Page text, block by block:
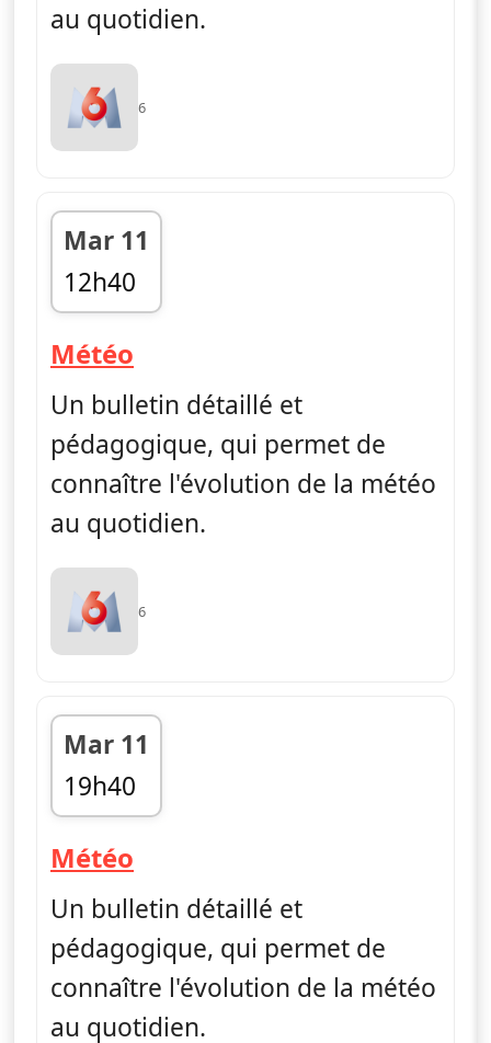
au quotidien.
6
Mar 11
12h40
fin 12h45
Météo
Un bulletin détaillé et
pédagogique, qui permet de
connaître l'évolution de la météo
au quotidien.
6
Mar 11
19h40
fin 19h45
Météo
Un bulletin détaillé et
pédagogique, qui permet de
connaître l'évolution de la météo
au quotidien.